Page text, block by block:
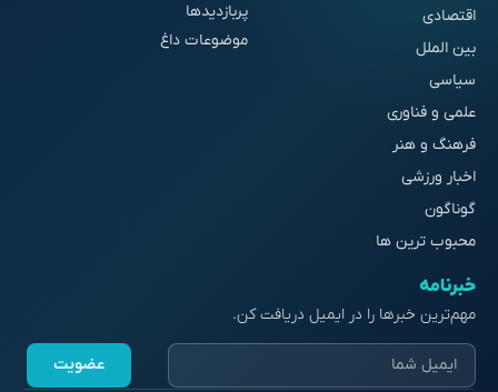
اقتصادی
بین الملل
سیاسی
علمی و فناوری
فرهنگ و هنر
اخبار ورزشی
گوناگون
محبوب ترین ها
پربازدیدها
موضوعات داغ
خبرنامه
مهم‌ترین خبرها را در ایمیل دریافت کن.
عضویت